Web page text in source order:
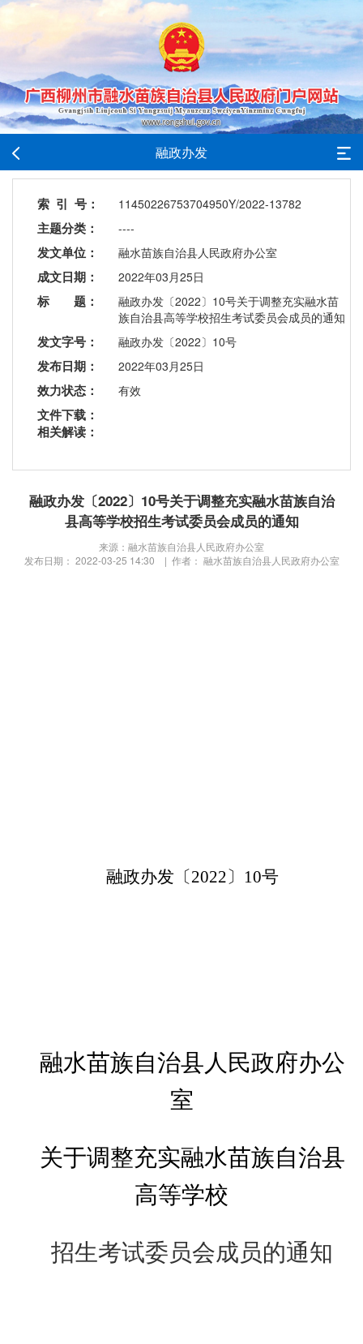
融政办发
索 引 号： 11450226753704950Y/2022-13782
主题分类： ----
发文单位： 融水苗族自治县人民政府办公室
成文日期： 2022年03月25日
标 题：
融政办发〔2022〕10号关于调整充实融水苗
族自治县高等学校招生考试委员会成员的通知
发文字号： 融政办发〔2022〕10号
发布日期： 2022年03月25日
效力状态： 有效
文件下载：
相关解读：
融政办发〔2022〕10号关于调整充实融水苗族自治
县高等学校招生考试委员会成员的通知
来源：融水苗族自治县人民政府办公室
发布日期： 2022-03-25 14:30 | 作者： 融水苗族自治县人民政府办公室
融政办发 〔2022〕 10号
融水苗族自治县人民政府办公
室
关于调整充实融水苗族自治县
高等学校
招生考试委员会成员的通知